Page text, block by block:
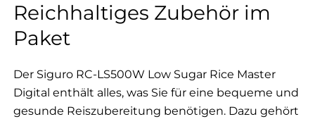
Reichhaltiges Zubehör im
Paket
Der Siguro RC-LS500W Low Sugar Rice Master
Digital enthält alles, was Sie für eine bequeme und
gesunde Reiszubereitung benötigen. Dazu gehört